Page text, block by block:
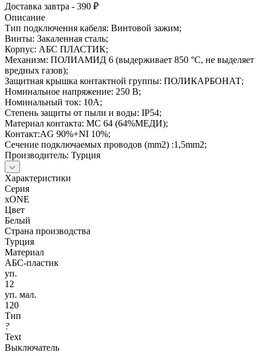
Доставка завтра - 390 ₽
Описание
Тип подключения кабеля: Винтовой зажим;
Винты: Закаленная сталь;
Корпус: АБС ПЛАСТИК;
Механизм: ПОЛИАМИД 6 (выдерживает 850 °С, не выделяет
вредных газов);
Защитная крышка контактной группы: ПОЛИКАРБОНАТ;
Номинальное напряжение: 250 В;
Номинальный ток: 10А;
Степень защиты от пыли и воды: IP54;
Материал контакта: МС 64 (64%МЕДИ);
Контакт:AG 90%+NI 10%;
Сечение подключаемых проводов (mm2) :1,5mm2;
Производитель: Турция
Характеристики
Серия
xONE
Цвет
Белый
Страна производства
Турция
Материал
АБС-пластик
уп.
12
уп. мал.
120
Тип
?
Text
Выключатель